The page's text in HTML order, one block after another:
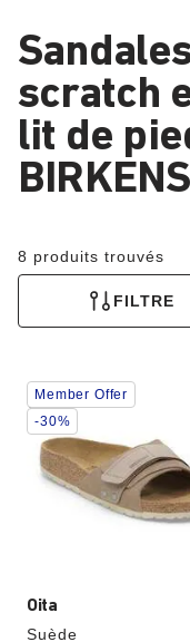
scratch
lit de
8 produits trouvés
FILTRE
Oita
Suède
Cliquer
sur
les
échantillons
couleurs
modifiera
Member Offer
-30%